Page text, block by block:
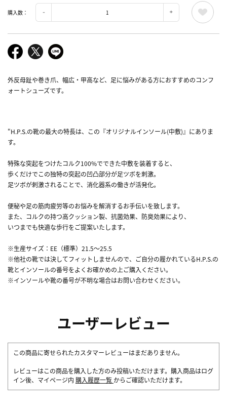
購入数：
外反母趾や巻き爪、幅広・甲高など、足に悩みがある方におすすめのコンフ
ォートシューズです。
"H.P.S.の靴の最大の特長は、この『オリジナルインソール(中敷)』にありま
す。
特殊な突起をつけたコルク100%でできた中敷を装着すると、
歩くだけでこの独特の突起の凹凸部分が足ツボを刺激。
足ツボが刺激されることで、消化器系の働きが活発化。
便秘や足の筋肉疲労等のお悩みを解消するお手伝いを致します。
また、コルクの持つ高クッション製、抗菌効果、防臭効果により、
いつまでも快適な歩行をご提案いたします。
※生産サイズ：EE（標準）21.5～25.5
※他社の靴では決してフィットしませんので、ご自分の履かれているH.P.S.の
靴とインソールの番号をよくお確かめの上ご購入ください。
※インソールや靴の番号が不明な場合はお問い合わせください。
ユーザーレビュー
この商品に寄せられたカスタマーレビューはまだありません。
レビューはこの商品を購入した方のみ投稿いただけます。購入商品はログ
イン後、マイページ内 購入履歴一覧 からご確認いただけます。